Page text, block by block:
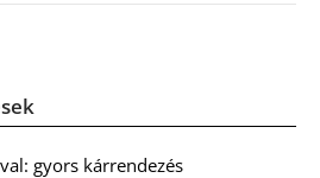
gyors kárrendezés